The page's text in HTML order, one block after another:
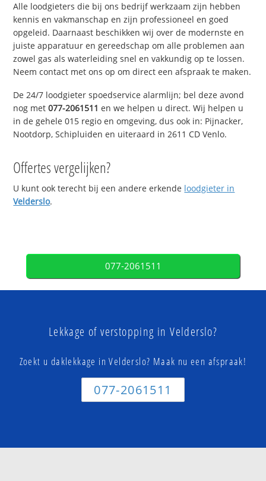
Alle loodgieters die bij ons bedrijf werkzaam zijn hebben
kennis en vakmanschap en zijn professioneel en goed
opgeleid. Daarnaast beschikken wij over de modernste en
juiste apparatuur en gereedschap om alle problemen aan
zowel gas als waterleiding snel en vakkundig op te lossen.
Neem contact met ons op om direct een afspraak te maken.
De 24/7 loodgieter spoedservice alarmlijn; bel deze avond
nog met077-2061511 en we helpen u direct. Wij helpen u
in de gehele 015 regio en omgeving, dus ook in: Pijnacker,
Nootdorp, Schipluiden en uiteraard in 2611 CD Venlo.
Offertes vergelijken?
U kunt ook terecht bij een andere erkende loodgieter in
Velderslo.
077-2061511
Lekkage of verstopping in Velderslo?
Zoekt u daklekkage in Velderslo? Maak nu een afspraak!
077-2061511